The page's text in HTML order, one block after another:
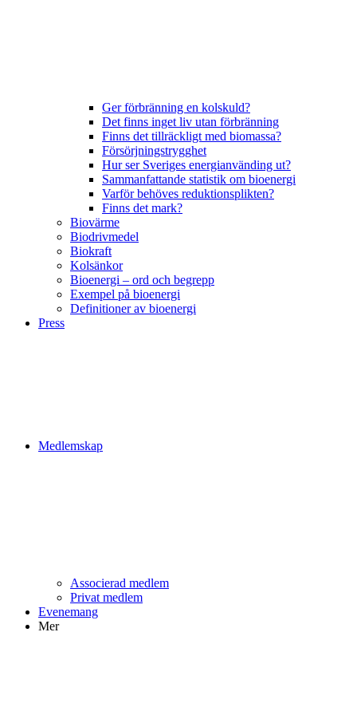
Ger förbränning en kolskuld?
Det finns inget liv utan förbränning
Finns det tillräckligt med biomassa?
Försörjningstrygghet
Hur ser Sveriges energianvänding ut?
Sammanfattande statistik om bioenergi
Varför behöves reduktionsplikten?
Finns det mark?
Biovärme
Biodrivmedel
Biokraft
Kolsänkor
Bioenergi – ord och begrepp
Exempel på bioenergi
Definitioner av bioenergi
Press
Medlemskap
Associerad medlem
Privat medlem
Evenemang
Mer